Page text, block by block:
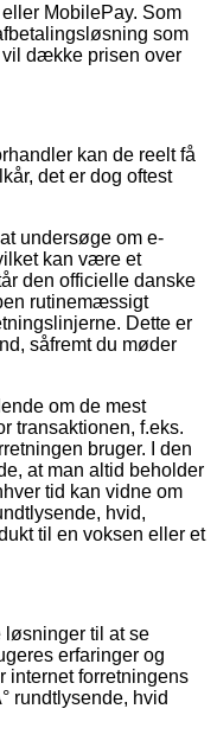
MobilePay. Som
som
dække prisen over
kan de reelt få
det er dog oftest
undersøge om e-
kan være et
den officielle danske
rutinemæssigt
Dette er
såfremt du møder
om de mest
transaktionen, f.eks.
bruger. I den
at man altid beholder
tid kan vidne om
hvid,
til en voksen eller et
til at se
erfaringer og
internet forretningens
rundtlysende, hvid